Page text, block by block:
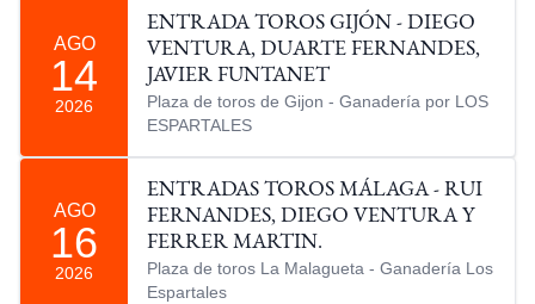
AGO
14
2026
ENTRADA TOROS GIJÓN - DIEGO
VENTURA, DUARTE FERNANDES,
JAVIER FUNTANET
Plaza de toros de Gijon - Ganadería por LOS
ESPARTALES
AGO
16
2026
ENTRADAS TOROS MÁLAGA - RUI
FERNANDES, DIEGO VENTURA Y
FERRER MARTIN.
Plaza de toros La Malagueta - Ganadería Los
Espartales